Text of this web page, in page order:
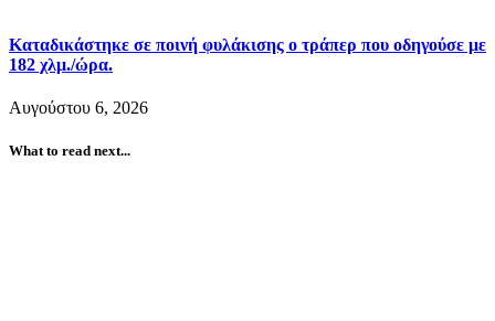
Καταδικάστηκε σε ποινή φυλάκισης ο τράπερ που οδηγούσε με
182 χλμ./ώρα.
Αυγούστου 6, 2026
What to read next...